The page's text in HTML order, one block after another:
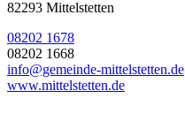
82293 Mittelstetten
08202 1678
08202 1668
info@gemeinde-mittelstetten.de
www.mittelstetten.de